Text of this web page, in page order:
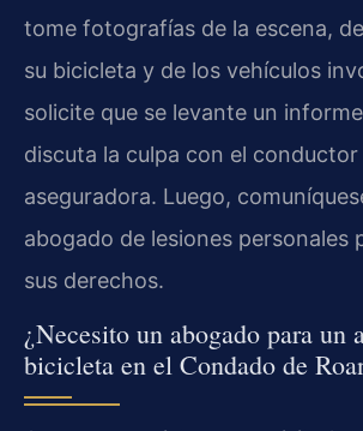
tome fotografías de la escena,
su bicicleta y de los vehículos
solicite que se levante un
discuta la culpa con el conductor
aseguradora. Luego,
abogado de lesiones personales
sus derechos.
¿Necesito un abogado para un
bicicleta en el Condado de